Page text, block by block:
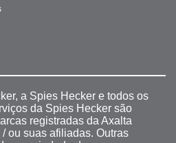
a Spies Hecker e todos os
da Spies Hecker são
registradas da Axalta
ou suas afiliadas. Outras